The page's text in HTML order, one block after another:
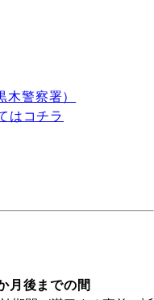
木警察署）
はコチラ
月後までの間